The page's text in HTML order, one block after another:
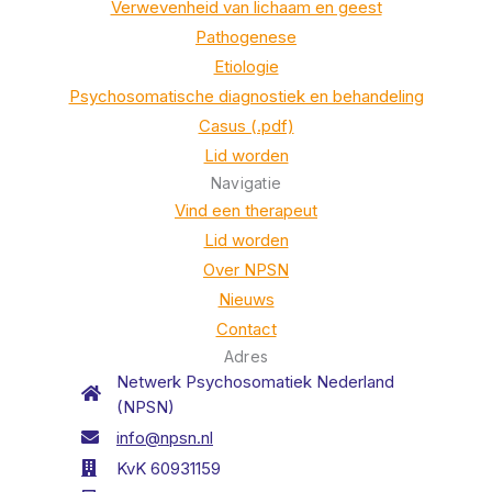
Verwevenheid van lichaam en geest
Pathogenese
Etiologie
Psychosomatische diagnostiek en behandeling
Casus (.pdf)
Lid worden
Navigatie
Vind een therapeut
Lid worden
Over NPSN
Nieuws
Contact
Adres
Netwerk Psychosomatiek Nederland
(NPSN)
info@npsn.nl
KvK 60931159